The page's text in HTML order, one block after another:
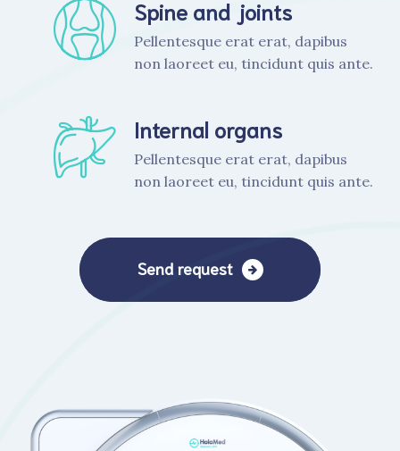
Spine and joints
Pellentesque erat erat, dapibus
non laoreet eu, tincidunt quis ante.
Internal organs
Pellentesque erat erat, dapibus
non laoreet eu, tincidunt quis ante.
Send request